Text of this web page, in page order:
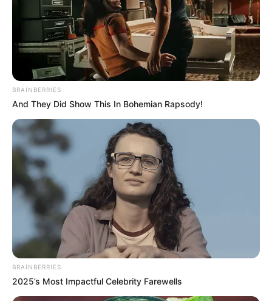
Bakı-Qazax yolunda qəza -Yaralılar var -
VİDEO
76 0
16:55 / 06 Avqust 2026
Dövlət dəstəyi almaq istəyən özəl
bağçalar üçün şərt açıqlandı
BRAINBERRIES
And They Did Show This In Bohemian Rapsody!
BRAINBERRIES
2025’s Most Impactful Celebrity Farewells